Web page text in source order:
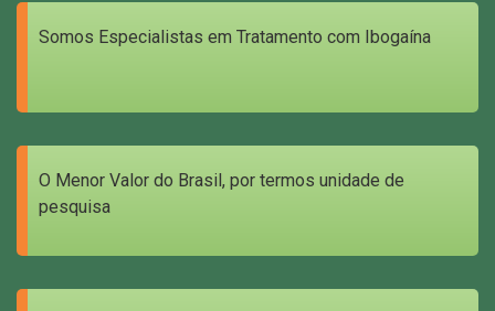
Somos Especialistas em Tratamento com Ibogaína
O Menor Valor do Brasil, por termos unidade de
pesquisa